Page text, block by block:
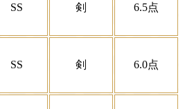
SS 剣 6.5点
SS 剣 6.0点